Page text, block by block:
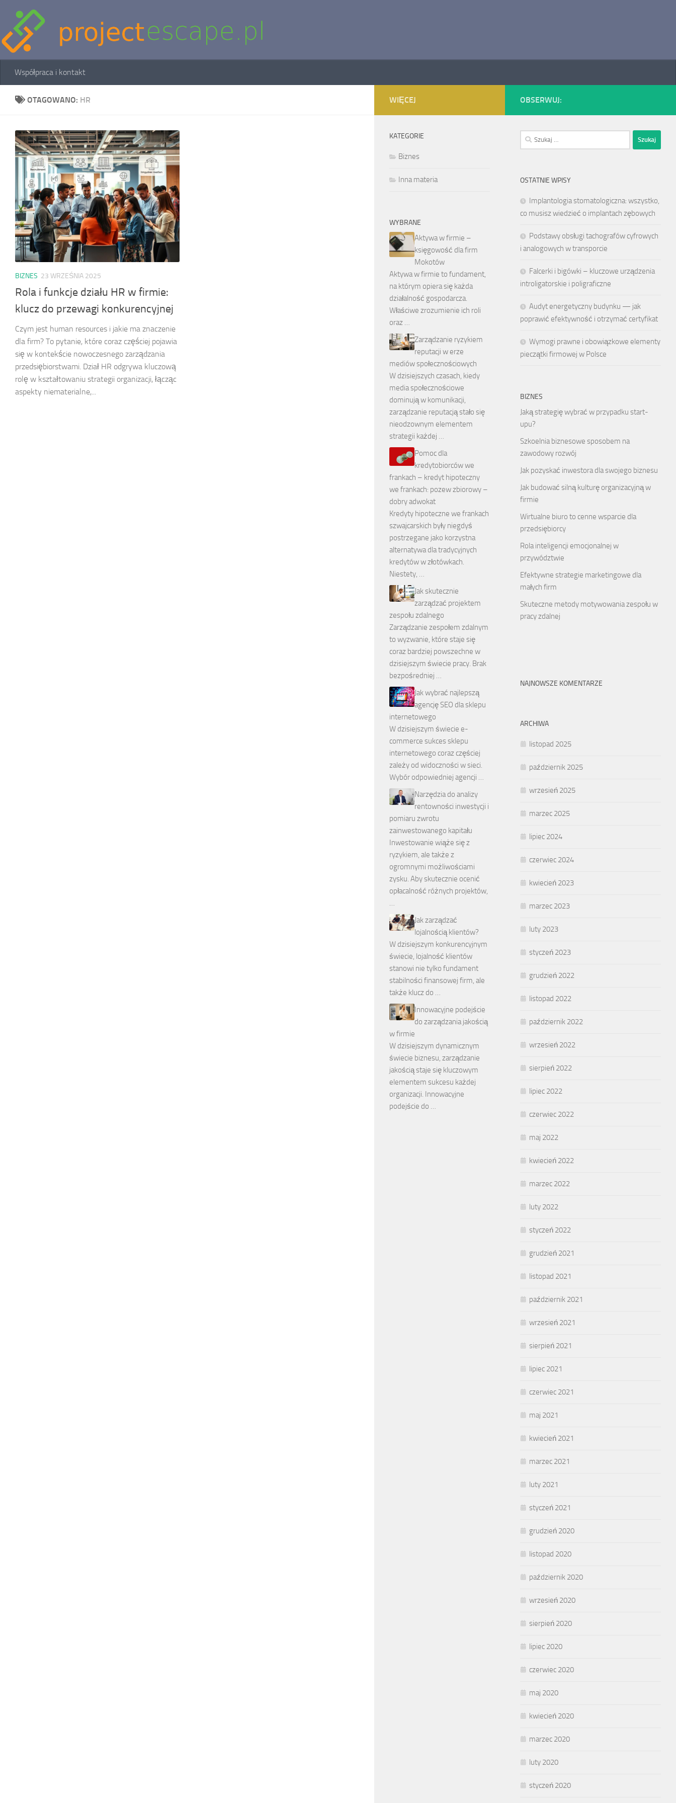
Skip to content
Współpraca i kontakt
OTAGOWANO: HR
BIZNES 23 WRZEŚNIA 2025
Rola i funkcje działu HR w firmie:
klucz do przewagi konkurencyjnej
Czym jest human resources i jakie ma znaczenie
dla firm? To pytanie, które coraz częściej pojawia
się w kontekście nowoczesnego zarządzania
przedsiębiorstwami. Dział HR odgrywa kluczową
rolę w kształtowaniu strategii organizacji, łącząc
aspekty niematerialne,...
OBSERWUJ:
Szukaj:
OSTATNIE WPISY
Implantologia stomatologiczna: wszystko,
co musisz wiedzieć o implantach zębowych
Podstawy obsługi tachografów cyfrowych
i analogowych w transporcie
Falcerki i bigówki – kluczowe urządzenia
introligatorskie i poligraficzne
Audyt energetyczny budynku — jak
poprawić efektywność i otrzymać certyfikat
Wymogi prawne i obowiązkowe elementy
pieczątki firmowej w Polsce
BIZNES
Jaką strategię wybrać w przypadku start-
upu?
Szkoelnia biznesowe sposobem na
zawodowy rozwój
Jak pozyskać inwestora dla swojego biznesu
Jak budować silną kulturę organizacyjną w
firmie
Wirtualne biuro to cenne wsparcie dla
przedsiębiorcy
Rola inteligencji emocjonalnej w
przywództwie
Efektywne strategie marketingowe dla
małych firm
Skuteczne metody motywowania zespołu w
pracy zdalnej
NAJNOWSZE KOMENTARZE
ARCHIWA
listopad 2025
październik 2025
wrzesień 2025
marzec 2025
lipiec 2024
czerwiec 2024
kwiecień 2023
marzec 2023
luty 2023
styczeń 2023
grudzień 2022
listopad 2022
październik 2022
wrzesień 2022
sierpień 2022
lipiec 2022
czerwiec 2022
maj 2022
kwiecień 2022
marzec 2022
luty 2022
styczeń 2022
grudzień 2021
listopad 2021
październik 2021
wrzesień 2021
sierpień 2021
lipiec 2021
czerwiec 2021
maj 2021
kwiecień 2021
marzec 2021
luty 2021
styczeń 2021
grudzień 2020
listopad 2020
październik 2020
wrzesień 2020
sierpień 2020
lipiec 2020
czerwiec 2020
maj 2020
kwiecień 2020
marzec 2020
luty 2020
styczeń 2020
WIĘCEJ
KATEGORIE
Biznes
Inna materia
WYBRANE
Aktywa w firmie –
księgowość dla firm
Mokotów
Aktywa w firmie to fundament,
na którym opiera się każda
działalność gospodarcza.
Właściwe zrozumienie ich roli
oraz …
Zarządzanie ryzykiem
reputacji w erze
mediów społecznościowych
W dzisiejszych czasach, kiedy
media społecznościowe
dominują w komunikacji,
zarządzanie reputacją stało się
nieodzownym elementem
strategii każdej …
Pomoc dla
kredytobiorców we
frankach – kredyt hipoteczny
we frankach: pozew zbiorowy –
dobry adwokat
Kredyty hipoteczne we frankach
szwajcarskich były niegdyś
postrzegane jako korzystna
alternatywa dla tradycyjnych
kredytów w złotówkach.
Niestety, …
Jak skutecznie
zarządzać projektem
zespołu zdalnego
Zarządzanie zespołem zdalnym
to wyzwanie, które staje się
coraz bardziej powszechne w
dzisiejszym świecie pracy. Brak
bezpośredniej …
Jak wybrać najlepszą
agencję SEO dla sklepu
internetowego
W dzisiejszym świecie e-
commerce sukces sklepu
internetowego coraz częściej
zależy od widoczności w sieci.
Wybór odpowiedniej agencji …
Narzędzia do analizy
rentowności inwestycji i
pomiaru zwrotu
zainwestowanego kapitału
Inwestowanie wiąże się z
ryzykiem, ale także z
ogromnymi możliwościami
zysku. Aby skutecznie ocenić
opłacalność różnych projektów,
…
Jak zarządzać
lojalnością klientów?
W dzisiejszym konkurencyjnym
świecie, lojalność klientów
stanowi nie tylko fundament
stabilności finansowej firm, ale
także klucz do …
Innowacyjne podejście
do zarządzania jakością
w firmie
W dzisiejszym dynamicznym
świecie biznesu, zarządzanie
jakością staje się kluczowym
elementem sukcesu każdej
organizacji. Innowacyjne
podejście do …